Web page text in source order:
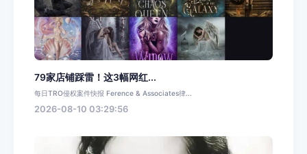
79家店铺踩雷！这3幅网红...
每日TRO侵权案件快报 Ference & Associates律...
2026-08-10 03:29:56